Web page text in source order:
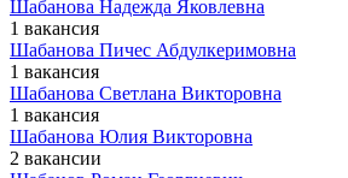
Шабанова Надежда Яковлевна
1 вакансия
Шабанова Пичес Абдулкеримовна
1 вакансия
Шабанова Светлана Викторовна
1 вакансия
Шабанова Юлия Викторовна
2 вакансии